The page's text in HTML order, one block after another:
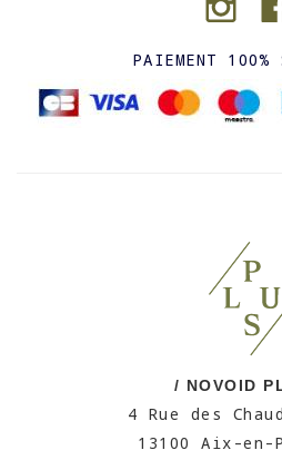
PAIEMENT 100%
/ NOVOID
4 Rue des
13100 Aix-en-